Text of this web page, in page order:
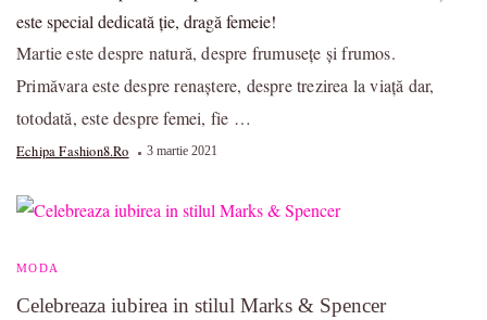
este special dedicată ție, dragă femeie!
Martie este despre natură, despre frumusețe și frumos.
Primăvara este despre renaștere, despre trezirea la viață dar,
totodată, este despre femei, fie …
Echipa Fashion8.ro 3 martie 2021
MODA
Celebreaza iubirea in stilul Marks & Spencer